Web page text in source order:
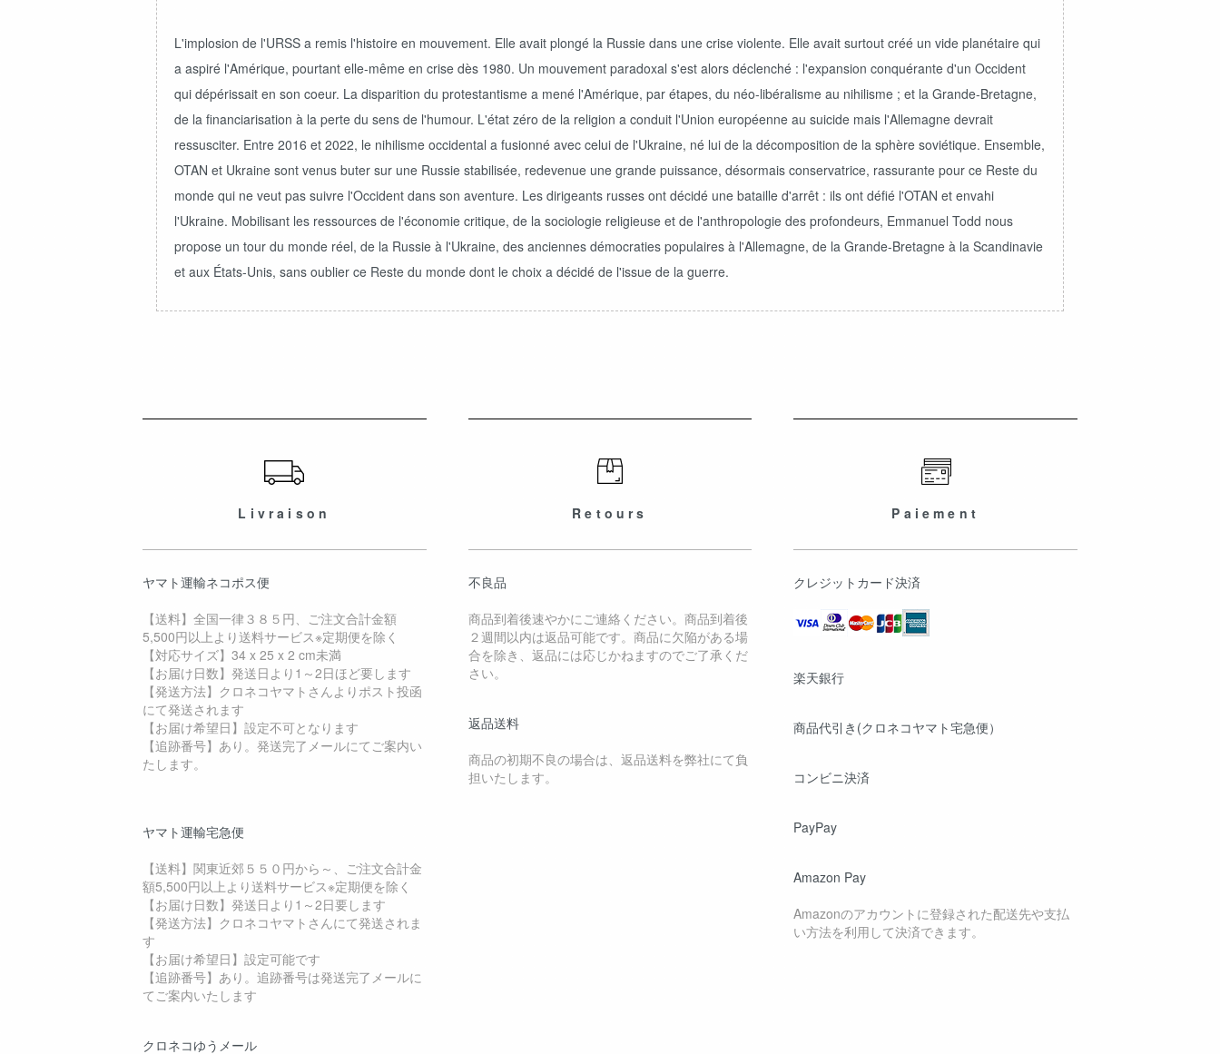
L'implosion de l'URSS a remis l'histoire en mouvement. Elle avait plongé la Russie dans une crise violente. Elle avait surtout créé un vide planétaire qui
a aspiré l'Amérique, pourtant elle-même en crise dès 1980. Un mouvement paradoxal s'est alors déclenché : l'expansion conquérante d'un Occident
qui dépérissait en son coeur. La disparition du protestantisme a mené l'Amérique, par étapes, du néo-libéralisme au nihilisme ; et la Grande-Bretagne,
de la financiarisation à la perte du sens de l'humour. L'état zéro de la religion a conduit l'Union européenne au suicide mais l'Allemagne devrait
ressusciter. Entre 2016 et 2022, le nihilisme occidental a fusionné avec celui de l'Ukraine, né lui de la décomposition de la sphère soviétique. Ensemble,
OTAN et Ukraine sont venus buter sur une Russie stabilisée, redevenue une grande puissance, désormais conservatrice, rassurante pour ce Reste du
monde qui ne veut pas suivre l'Occident dans son aventure. Les dirigeants russes ont décidé une bataille d'arrêt : ils ont défié l'OTAN et envahi
l'Ukraine. Mobilisant les ressources de l'économie critique, de la sociologie religieuse et de l'anthropologie des profondeurs, Emmanuel Todd nous
propose un tour du monde réel, de la Russie à l'Ukraine, des anciennes démocraties populaires à l'Allemagne, de la Grande-Bretagne à la Scandinavie
et aux États-Unis, sans oublier ce Reste du monde dont le choix a décidé de l'issue de la guerre.
Livraison
ヤマト運輸ネコポス便
【送料】全国一律３８５円、ご注文合計金額
5,500円以上より送料サービス※定期便を除く
【対応サイズ】34 x 25 x 2 cm未満
【お届け日数】発送日より1～2日ほど要します
【発送方法】クロネコヤマトさんよりポスト投函
にて発送されます
【お届け希望日】設定不可となります
【追跡番号】あり。発送完了メールにてご案内い
たします。
ヤマト運輸宅急便
【送料】関東近郊５５０円から～、ご注文合計金
額5,500円以上より送料サービス※定期便を除く
【お届け日数】発送日より1～2日要します
【発送方法】クロネコヤマトさんにて発送されま
す
【お届け希望日】設定可能です
【追跡番号】あり。追跡番号は発送完了メールに
てご案内いたします
クロネコゆうメール
Retours
不良品
商品到着後速やかにご連絡ください。商品到着後
２週間以内は返品可能です。商品に欠陥がある場
合を除き、返品には応じかねますのでご了承くだ
さい。
返品送料
商品の初期不良の場合は、返品送料を弊社にて負
担いたします。
Paiement
クレジットカード決済
楽天銀行
商品代引き(クロネコヤマト宅急便）
コンビニ決済
PayPay
Amazon Pay
Amazonのアカウントに登録された配送先や支払
い方法を利用して決済できます。